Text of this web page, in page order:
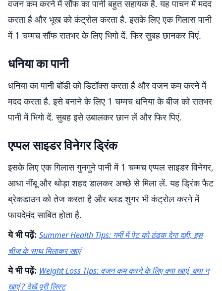
वजन कम करने में सौंफ का पानी बहुत सहायक है. यह पाचन में मदद
करता है और भूख को कंट्रोल करता है. इसके लिए एक गिलास पानी
में 1 चम्मच सौंफ रातभर के लिए भिगो दें. फिर सुबह छानकर पिएं.
धनिया का पानी
धनिया का पानी बॉडी को डिटॉक्स करता है और वजन कम करने में
मदद करता है. इसे बनाने के लिए 1 चम्मच धनिया के बीज को रातभर
पानी में भिगो दें. सुबह इसे उबालकर छान लें और फिर पिएं.
एप्पल साइडर विनेगर ड्रिंक
इसके लिए एक गिलास गुनगुने पानी में 1 चम्मच एप्पल साइडर विनेगर,
आधा नींबू और थोड़ा शहद डालकर अच्छे से मिला लें. यह ड्रिंक फैट
ब्रेकडाउन को तेज करता है और ब्लड शुगर भी कंट्रोल करने में
फायदेमंद साबित होता है.
ये भी पढ़ें: Summer Health Tips: गर्मी में पेट को ठंडक देगा दही, इस
चीज के साथ मिलाकर खाएं
ये भी पढ़ें: Weight Loss Tips: वजन कम करने के लिए क्या खाएं, क्या न
खाएं ? देखें पूरी लिस्ट